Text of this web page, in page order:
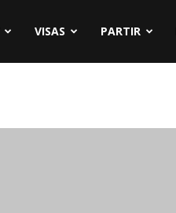
VISAS PARTIR